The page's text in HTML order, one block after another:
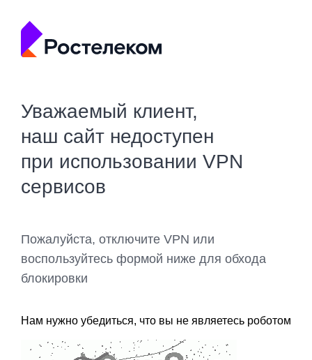
Уважаемый клиент,
наш сайт недоступен
при использовании VPN
сервисов
Пожалуйста, отключите VPN или
воспользуйтесь формой ниже для обхода
блокировки
Нам нужно убедиться, что вы не являетесь роботом